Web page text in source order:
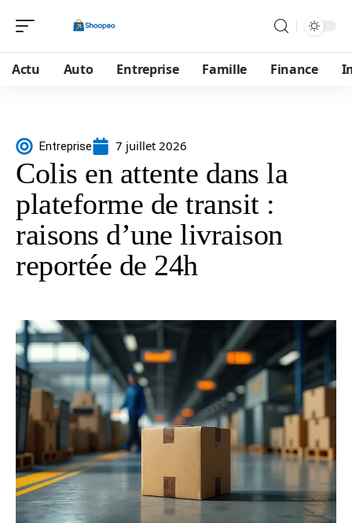
Actu Auto Entreprise Famille Finance
Entreprise 7 juillet 2026
Colis en attente dans la
plateforme de transit :
raisons d’une livraison
reportée de 24h